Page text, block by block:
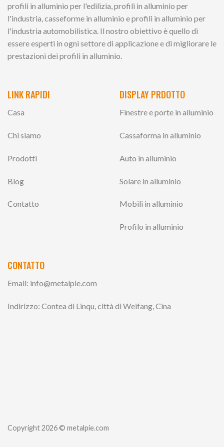
profili in alluminio per l'edilizia, profili in alluminio per
l'industria, casseforme in alluminio e profili in alluminio per
l'industria automobilistica. Il nostro obiettivo è quello di
essere esperti in ogni settore di applicazione e di migliorare le
prestazioni dei profili in alluminio.
LINK RAPIDI
Casa
Chi siamo
Prodotti
Blog
Contatto
DISPLAY PRDOTTO
Finestre e porte in alluminio
Cassaforma in alluminio
Auto in alluminio
Solare in alluminio
Mobili in alluminio
Profilo in alluminio
CONTATTO
Email: info@metalpie.com
Indirizzo: Contea di Linqu, città di Weifang, Cina
Copyright 2026 © metalpie.com